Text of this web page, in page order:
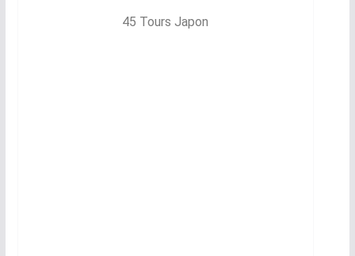
45 Tours Japon